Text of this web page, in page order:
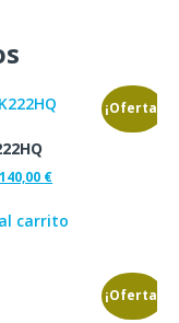
¡Oferta!
140,00 €
carrito
¡Oferta!